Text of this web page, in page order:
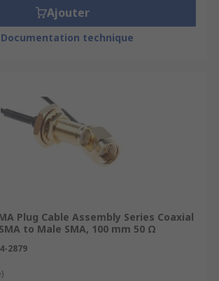
Ajouter
Documentation technique
Plug Cable Assembly Series Coaxial
to Male SMA, 100 mm 50 Ω
2879